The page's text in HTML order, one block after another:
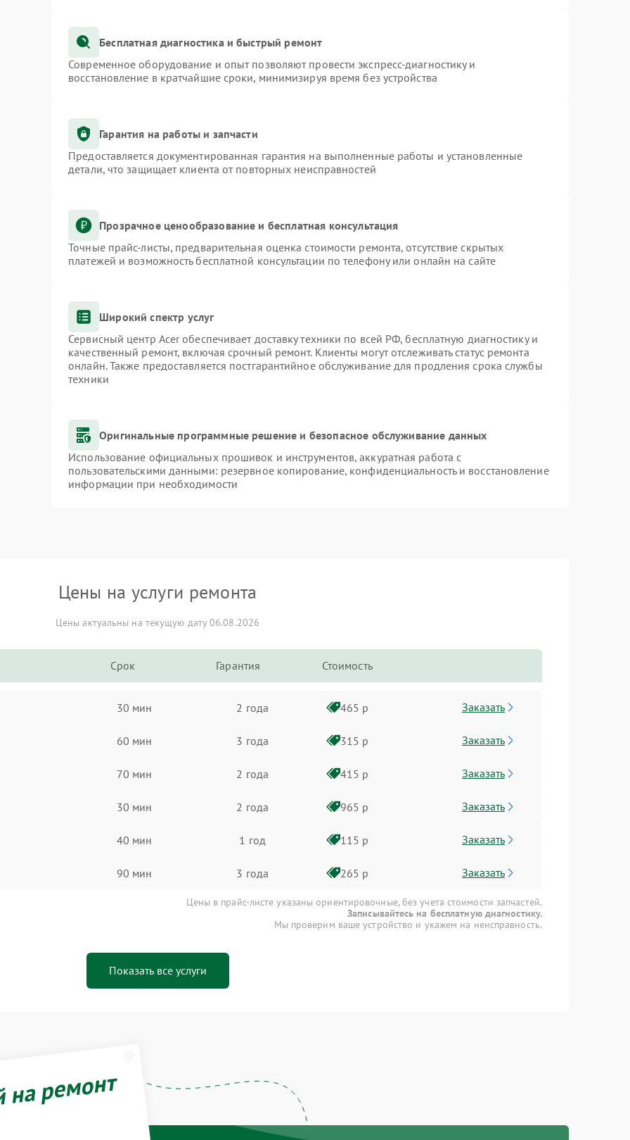
Бесплатная диагностика и быстрый ремонт
Современное оборудование и опыт позволяют провести экспресс-диагностику и
восстановление в кратчайшие сроки, минимизируя время без устройства
Гарантия на работы и запчасти
Предоставляется документированная гарантия на выполненные работы и установленные
детали, что защищает клиента от повторных неисправностей
Прозрачное ценообразование и бесплатная консультация
Точные прайс-листы, предварительная оценка стоимости ремонта, отсутствие скрытых
платежей и возможность бесплатной консультации по телефону или онлайн на сайте
Широкий спектр услуг
Сервисный центр Acer обеспечивает доставку техники по всей РФ, бесплатную диагностику и
качественный ремонт, включая срочный ремонт. Клиенты могут отслеживать статус ремонта
онлайн. Также предоставляется постгарантийное обслуживание для продления срока службы
техники
Оригинальные программные решение и безопасное обслуживание данных
Использование официальных прошивок и инструментов, аккуратная работа с
пользовательскими данными: резервное копирование, конфиденциальность и восстановление
информации при необходимости
Цены на услуги ремонта
Цены актуальны на текущую дату 06.08.2026
Срок Гарантия Стоимость
30 мин 2 года 465 р Заказать
60 мин 3 года 315 р Заказать
70 мин 2 года 415 р Заказать
30 мин 2 года 965 р Заказать
40 мин 1 год 115 р Заказать
90 мин 3 года 265 р Заказать
Цены в прайс-листе указаны ориентировочные, без учета стоимости запчастей.
Записывайтесь на бесплатную диагностику.
Мы проверим ваше устройство и укажем на неисправность.
Показать все услуги
ремонт